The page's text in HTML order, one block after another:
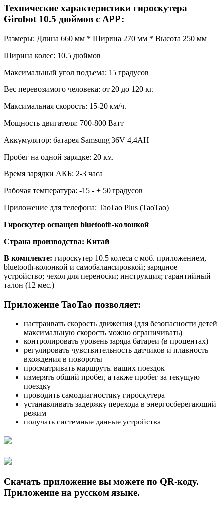
Технические характеристики гироскутера
Girobot 10.5 дюймов с АРР:
Размеры: Длина 660 мм * Ширина 270 мм * Высота 250 мм
Ширина колес: 10.5 дюймов
Максимальный угол подъема: 15 градусов
Вес перевозимого человека: от 20 до 120 кг.
Максимальная скорость: 15-20 км/ч.
Мощность двигателя: 700-800 Ватт
Аккумулятор: батарея Samsung 36V 4,4AH
Пробег на одной зарядке: 20 км.
Время зарядки АКБ: 2-3 часа
Рабочая температура: -15 - + 50 градусов
Приложение для телефона: TaoTao Plus (TaoTao)
Гироскутер оснащен bluetooth-колонкой
Страна производства: Китай
В комплекте: гироскутер 10.5 колеса с моб. приложением,
bluetooth-колонкой и самобалансировкой; зарядное
устройство; чехол для переноски; инструкция; гарантийный
талон (12 мес.)
Приложение TaoTao позволяет:
настраивать скорость движения (для безопасности детей
максимальную скорость можно ограничивать)
контролировать уровень заряда батареи (в процентах)
регулировать чувствительность датчиков и плавность
вхождения в повороты
просматривать маршруты ваших поездок
измерять общий пробег, а также пробег за текущую
поездку
проводить самодиагностику гироскутера
устанавливать задержку перехода в энергосберегающий
режим
получать системные данные устройства
Скачать приложение вы можете по QR-коду.
Приложение на русском языке.